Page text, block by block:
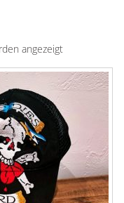
angezeigt